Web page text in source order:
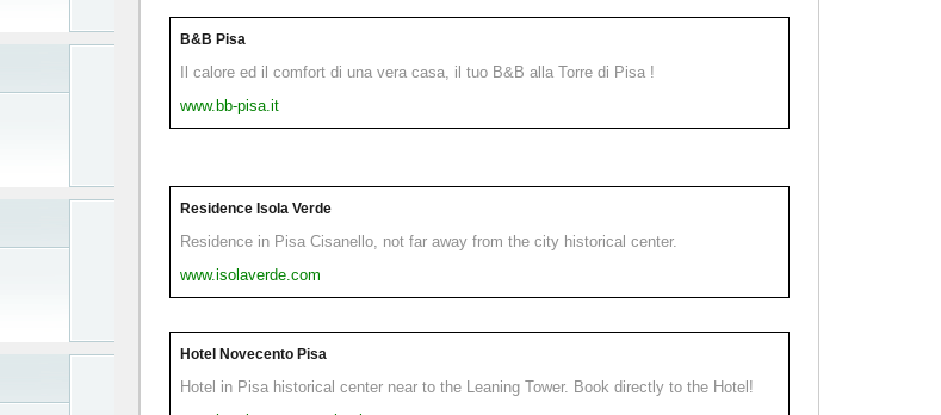
B&B Pisa
Il calore ed il comfort di una vera casa, il tuo B&B alla Torre di Pisa !
www.bb-pisa.it
Residence Isola Verde
Residence in Pisa Cisanello, not far away from the city historical center.
www.isolaverde.com
Hotel Novecento Pisa
Hotel in Pisa historical center near to the Leaning Tower. Book directly to the Hotel!